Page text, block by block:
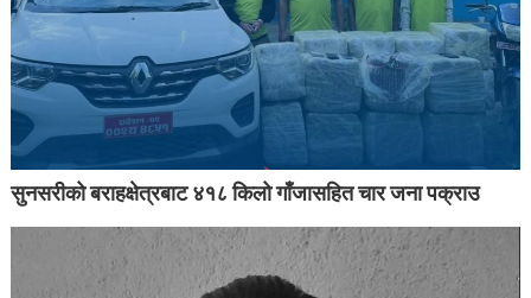
सुनसरीको बराहक्षेत्रबाट ४१८ किलो गाँजासहित चार जना पक्राउ